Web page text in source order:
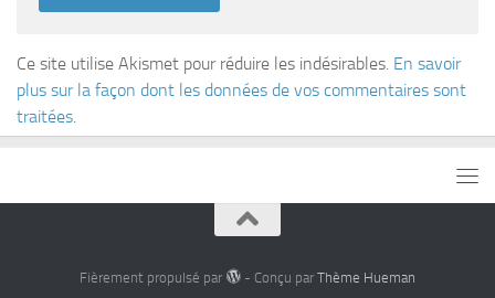
Ce site utilise Akismet pour réduire les indésirables. En savoir
plus sur la façon dont les données de vos commentaires sont
traitées
Fièrement propulsé par - Conçu par Thème Hueman